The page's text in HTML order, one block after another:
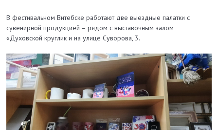
В фестивальном Витебске работают две выездные палатки с
сувенирной продукцией – рядом с выставочным залом
«Духовской круглик и на улице Суворова, 3.